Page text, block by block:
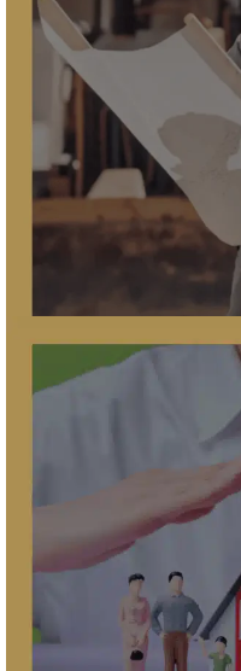
Asesoría y
demandas
de